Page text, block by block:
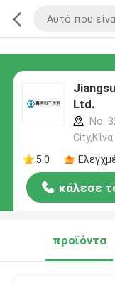
Ltd.
No.
City,Κίνα
5.0
κάλεσε
προϊόντα